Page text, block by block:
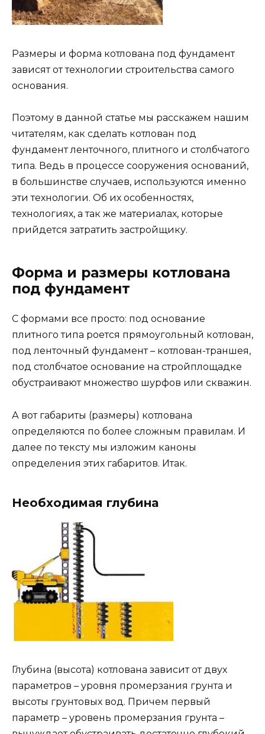
Размеры и форма котлована под фундамент
зависят от технологии строительства самого
основания.
Поэтому в данной статье мы расскажем нашим
читателям, как сделать котлован под
фундамент ленточного, плитного и столбчатого
типа. Ведь в процессе сооружения оснований,
в большинстве случаев, используются именно
эти технологии. Об их особенностях,
технологиях, а так же материалах, которые
прийдется затратить застройщику.
Форма и размеры котлована
под фундамент
С формами все просто: под основание
плитного типа роется прямоугольный котлован,
под ленточный фундамент – котлован-траншея,
под столбчатое основание на стройплощадке
обустраивают множество шурфов или скважин.
А вот габариты (размеры) котлована
определяются по более сложным правилам. И
далее по тексту мы изложим каноны
определения этих габаритов. Итак.
Необходимая глубина
Глубина (высота) котлована зависит от двух
параметров – уровня промерзания грунта и
высоты грунтовых вод. Причем первый
параметр – уровень промерзания грунта –